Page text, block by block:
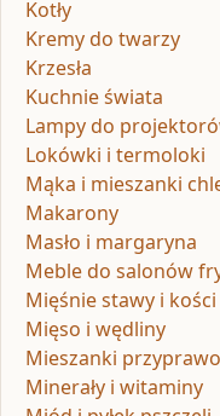
Kotły
Kremy do twarzy
Krzesła
Kuchnie świata
Lampy do
Lokówki i termoloki
Mąka i mieszanki
Makarony
Masło i margaryna
Meble do salonów
Mięśnie stawy i kości
Mięso i wędliny
Mieszanki
Minerały i witaminy